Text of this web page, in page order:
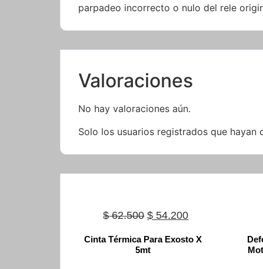
parpadeo incorrecto o nulo del rele
Valoraciones
No hay valoraciones aún.
Solo los usuarios registrados que
$62.500 Original
was:
$ 54.200Current
Cinta Térmica Para Exosto X
5mt